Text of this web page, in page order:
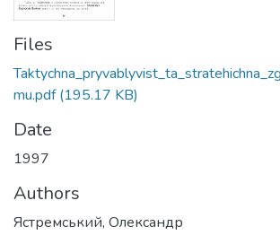
Files
mu.pdf(195.17 KB)
Date
1997
Authors
Ястремський, Олександр